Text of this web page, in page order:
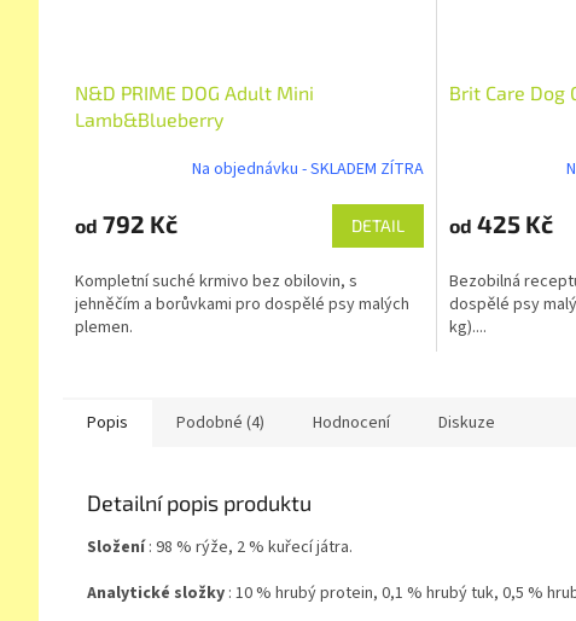
N&D PRIME DOG Adult Mini
Lamb&Blueberry
Na objednávku - SKLADEM ZÍTRA
od 792 Kč DETAIL
Kompletní suché krmivo bez obilovin, s
jehněčím a borůvkami pro dospělé psy malých
plemen.
Brit Care Dog
od 425 Kč
Bezobilná
dospělé psy
kg)....
Popis Podobné (4) Hodnocení Diskuze
Detailní popis produktu
Složení : 98 % rýže, 2 % kuřecí játra.
Analytické složky : 10 % hrubý protein, 0,1 % hrubý tuk, 0,5 %